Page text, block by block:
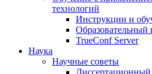
технологий
Инструкции и
TrueConf Server
Наука
Научные советы
Диссертационный